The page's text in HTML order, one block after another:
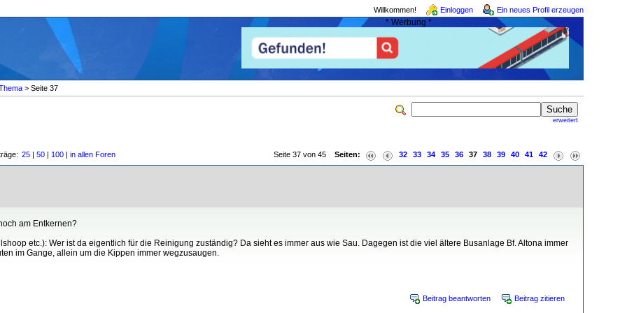
Willkommen! Einloggen Ein neues Profil erzeugen
* Werbung *
> Seite 37
erweitert
25 | 50 | 100 | in allen Foren Seite 37 von 45 Seiten: 32 33 34 35 36 37 38 39 40 41 42
am Entkernen?
etc.): Wer ist da eigentlich für die Reinigung zuständig? Da sieht es immer aus wie Sau. Dagegen ist die viel ältere Busanlage Bf. Altona immer
im Gange, allein um die Kippen immer wegzusaugen.
Beitrag beantworten Beitrag zitieren